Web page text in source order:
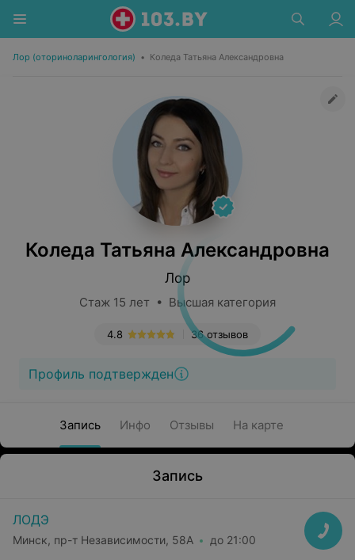
Лор (оториноларингология) • Коледа Татьяна Александровна
Коледа Татьяна Александровна
Лор
Стаж 15 лет • Высшая категория
36 отзывов
4.8
Профиль подтвержден
Запись Инфо Отзывы На карте
Запись
ЛОДЭ
Минск, пр-т Независимости, 58А до 21:00